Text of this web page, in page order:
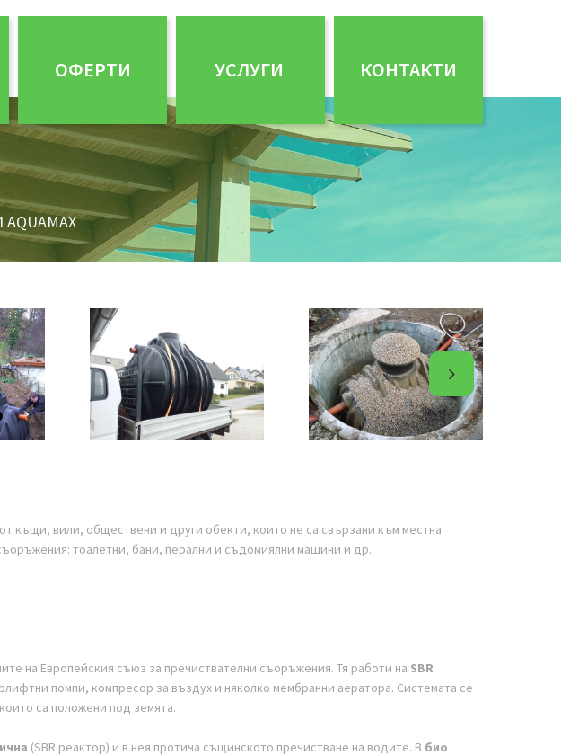
ОФЕРТИ УСЛУГИ КОНТАКТИ
къщи, вили, обществени и други обекти, които не са свързани към местна
тоалетни, бани, перални и съдомиялни машини и др.
на Европейския съюз за пречиствателни съоръжения. Тя работи на SBR
помпи, компресор за въздух и няколко мембранни аератора. Системата се
са положени под земята.
(SBR реактор) и в нея протича същинското пречистване на водите. В био